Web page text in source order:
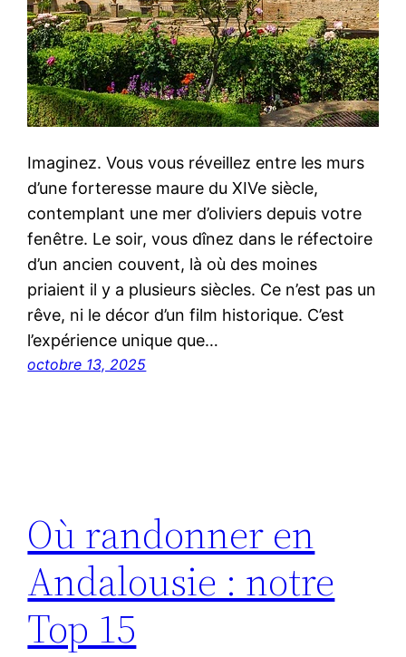
Imaginez. Vous vous réveillez entre les murs
d’une forteresse maure du XIVe siècle,
contemplant une mer d’oliviers depuis votre
fenêtre. Le soir, vous dînez dans le réfectoire
d’un ancien couvent, là où des moines
priaient il y a plusieurs siècles. Ce n’est pas un
rêve, ni le décor d’un film historique. C’est
l’expérience unique que…
octobre 13, 2025
Où randonner en
Andalousie : notre
Top 15